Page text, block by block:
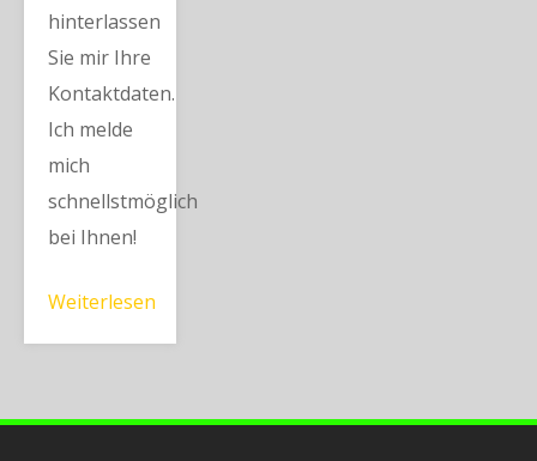
hinterlassen
Sie mir Ihre
Kontaktdaten.
Ich melde
mich
schnellstmöglich
bei Ihnen!
Weiterlesen